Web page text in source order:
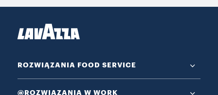
ROZWIĄZANIA FOOD SERVICE
@ROZWIĄZANIA W WORK